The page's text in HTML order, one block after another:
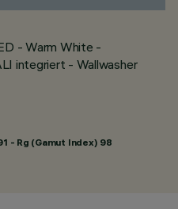
- Warm White -
integriert - Wallwasher
- Rg (Gamut Index) 98